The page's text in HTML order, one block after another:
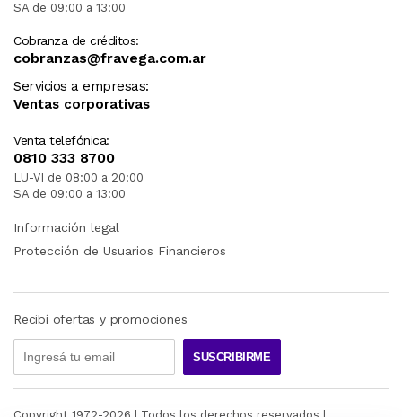
SA de 09:00 a 13:00
Cobranza de créditos:
cobranzas@fravega.com.ar
Servicios a empresas:
Ventas corporativas
Venta telefónica:
0810 333 8700
LU-VI de 08:00 a 20:00
SA de 09:00 a 13:00
Información legal
Protección de Usuarios Financieros
Recibí ofertas y promociones
SUSCRIBIRME